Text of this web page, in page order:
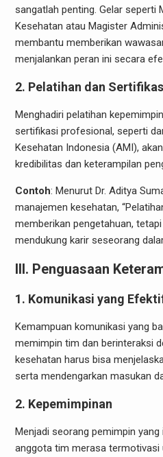
sangatlah penting. Gelar seperti
Kesehatan atau Magister
membantu memberikan
menjalankan peran ini secara
2. Pelatihan dan
Menghadiri pelatihan
sertifikasi profesional, seperti
Kesehatan Indonesia (AMI),
kredibilitas dan keterampilan
Contoh: Menurut Dr. Aditya
manajemen kesehatan,
memberikan pengetahuan,
mendukung karir seseorang
III. Penguasaan
1. Komunikasi yang
Kemampuan komunikasi yang
memimpin tim dan berinteraksi
kesehatan harus bisa
serta mendengarkan masukan
2. Kepemimpinan
Menjadi seorang pemimpin
anggota tim merasa termotivasi